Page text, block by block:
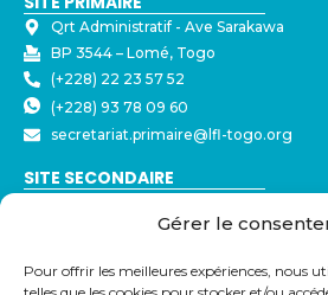
Gérer le
Pour offrir les meilleures expériences, nous
Qrt Administratif - ⁠Ave Sarakawa
BP 3544 – Lomé, Togo
(+228) 22 23 57 52
(+228) 93 78 09 60
secretariat.primaire@lfl-togo.org
SITE SECONDAIRE
BP 3544 – Lomé, Togo